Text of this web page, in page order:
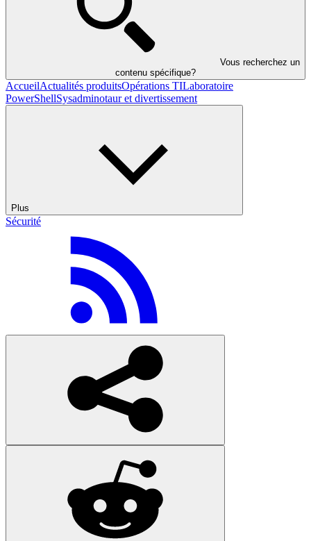
Vous recherchez un
contenu spécifique?
AccueilActualités produitsOpérations TILaboratoire
PowerShellSysadminotaur et divertissement
Plus
Sécurité